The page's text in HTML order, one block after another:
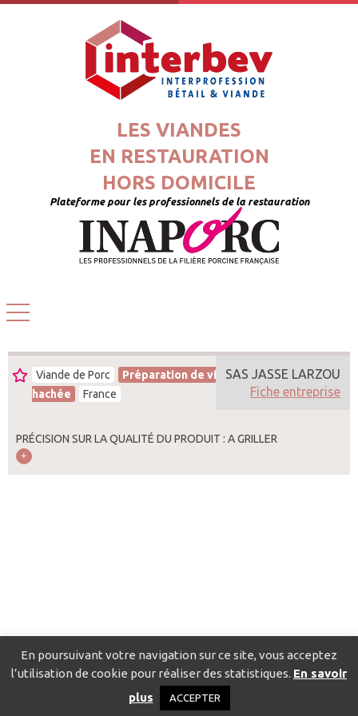
LES VIANDES
EN RESTAURATION
HORS DOMICILE
Plateforme pour les professionnels de la restauration
Viande de Porc
Préparation de viande
hachée
France
PRÉCISION SUR LA QUALITÉ DU PRODUIT : A GRILLER
SAS JASSE LARZOU
Fiche entreprise
Catalogue pour localiser les fournisseurs
Politique de confidentialité
En poursuivant votre navigation sur ce site, vous acceptez
l’utilisation de cookie pour réaliser des statistiques. En savoir
plus
ACCEPTER